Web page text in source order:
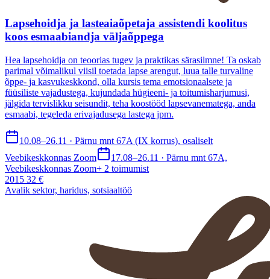
Lapsehoidja ja lasteaiaõpetaja assistendi koolitus
koos esmaabiandja väljaõppega
Hea lapsehoidja on teoorias tugev ja praktikas särasilmne! Ta oskab
parimal võimalikul viisil toetada lapse arengut, luua talle turvaline
õppe- ja kasvukeskkond, olla kursis tema emotsionaalsete ja
füüsiliste vajadustega, kujundada hügieeni- ja toitumisharjumusi,
jälgida tervislikku seisundit, teha koostööd lapsevanematega, anda
esmaabi, tegeleda erivajadusega lastega jpm.
10.08–26.11 · Pärnu mnt 67A (IX korrus), osaliselt
Veebikeskkonnas Zoom
17.08–26.11 · Pärnu mnt 67A,
Veebikeskkonnas Zoom+ 2 toimumist
2015 32 €
Avalik sektor, haridus, sotsiaaltöö